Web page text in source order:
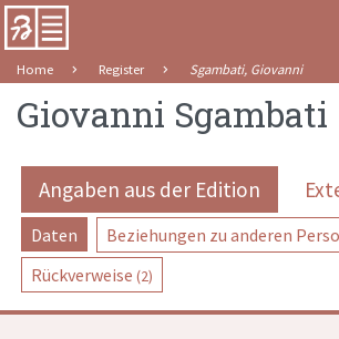
Home Register Sgambati, Giovanni
Giovanni Sgambati
Angaben aus der Edition
Daten Beziehungen zu anderen
Rückverweise (2)